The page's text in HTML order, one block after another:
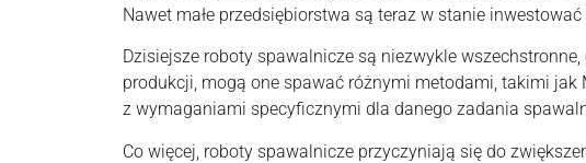
Nawet małe przedsiębiorstwa są teraz w stanie
Dzisiejsze roboty spawalnicze są niezwykle
produkcji, mogą one spawać różnymi metodami, takimi jak
z wymaganiami specyficznymi dla danego zadania
Co więcej, roboty spawalnicze przyczyniają się do